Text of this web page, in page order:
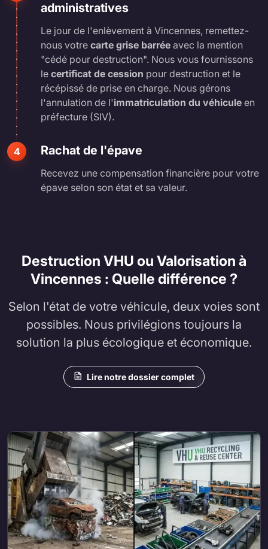
administratives
Le jour de l'enlèvement à Vincennes, remettez-
nous votre carte grise barrée avec la mention
"cédé pour destruction". Nous vous fournissons
le certificat de cession pour destruction et le
récépissé de prise en charge. Nous gérons
l'annulation de l'immatriculation du véhicule en
préfecture (SIV).
4 Rachat de l'épave
Recevez une compensation financière pour votre
épave selon son état et sa valeur.
Destruction VHU ou Valorisation à
Vincennes : Quelle différence ?
Selon l'état de votre véhicule, deux voies sont
possibles. Nous privilégions toujours la
solution la plus écologique et économique.
Lire notre dossier complet